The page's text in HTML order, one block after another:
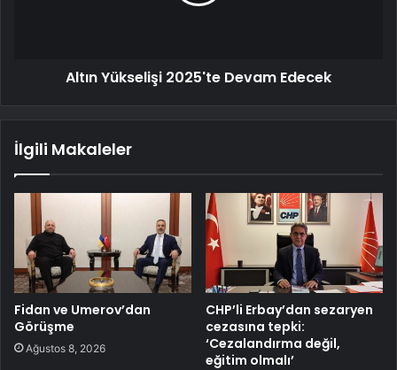
Altın Yükselişi 2025'te Devam Edecek
İlgili Makaleler
Fidan ve Umerov’dan
Görüşme
Ağustos 8, 2026
CHP’li Erbay’dan sezaryen
cezasına tepki:
‘Cezalandırma değil,
eğitim olmalı’